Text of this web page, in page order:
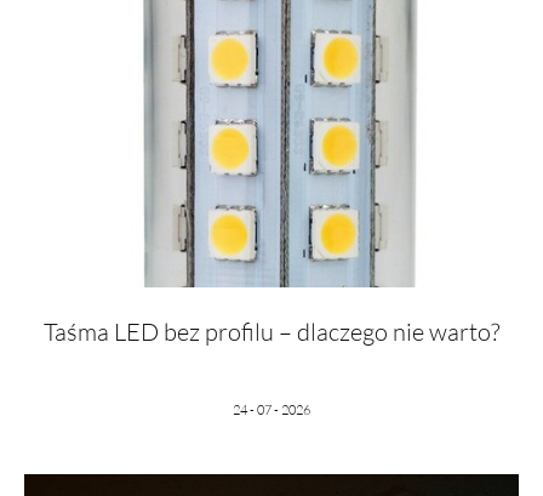
Taśma LED bez profilu – dlaczego nie warto?
24 - 07 - 2026